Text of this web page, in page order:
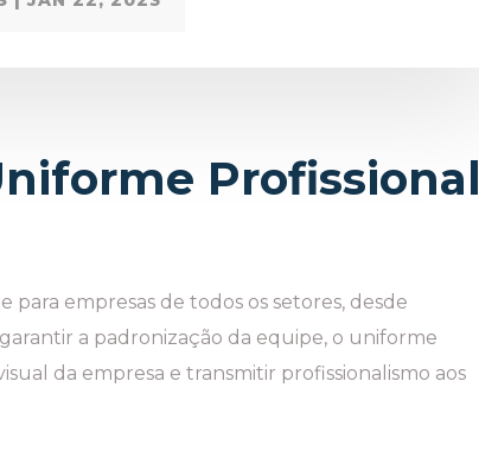
Profissional
para empresas de todos os setores, desde
a padronização da equipe, o uniforme
da empresa e transmitir profissionalismo aos